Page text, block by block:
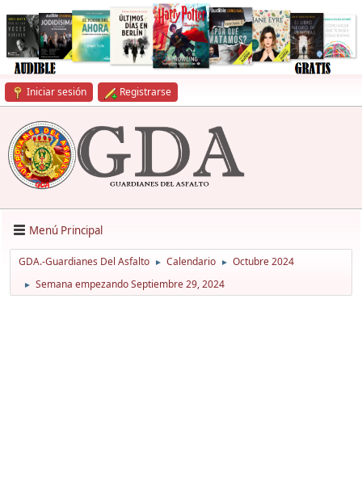
Iniciar sesión Registrarse
Menú Principal
GDA.-Guardianes Del Asfalto ► Calendario ► Octubre 2024
► Semana empezando Septiembre 29, 2024